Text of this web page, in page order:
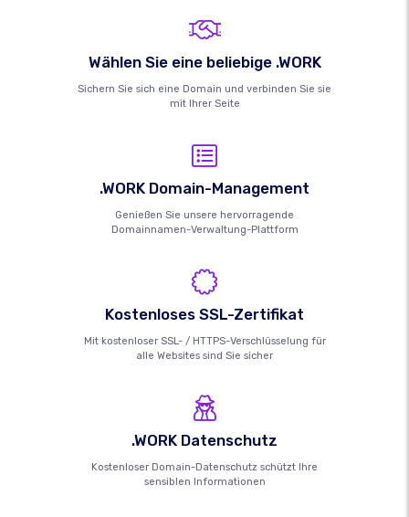
Wählen Sie eine beliebige .WORK
Sichern Sie sich eine Domain und verbinden Sie sie
mit Ihrer Seite
.WORK Domain-Management
Genießen Sie unsere hervorragende
Domainnamen-Verwaltung-Plattform
Kostenloses SSL-Zertifikat
Mit kostenloser SSL- / HTTPS-Verschlüsselung für
alle Websites sind Sie sicher
.WORK Datenschutz
Kostenloser Domain-Datenschutz schützt Ihre
sensiblen Informationen